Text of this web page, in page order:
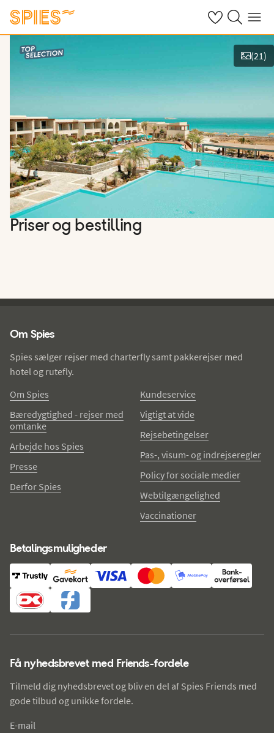
Se dine gemte
Søg påMenu
Vis billeder
(21)
Priser og bestilling
Om Spies
Spies sælger rejser med charterfly samt pakkerejser med
hotel og rutefly.
Om Spies
Bæredygtighed - rejser med
omtanke
Arbejde hos Spies
Presse
Derfor Spies
Kundeservice
Vigtigt at vide
Rejsebetingelser
Pas-, visum- og indrejseregler
Policy for sociale medier
Webtilgængelighed
Vaccinationer
Betalingsmuligheder
Få nyhedsbrevet med Friends-fordele
Tilmeld dig nyhedsbrevet og bliv en del af Spies Friends med
gode tilbud og unikke fordele.
E-mail